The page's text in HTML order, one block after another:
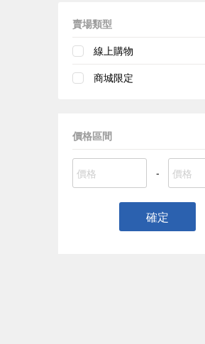
賣場類型
線上購物
商城限定
價格區間
-
確定